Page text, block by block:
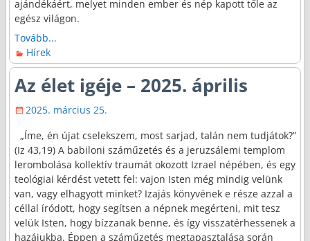
ajándékáért, melyet minden ember és nép kapott tőle az
egész világon.
Tovább...
Hírek
Az élet igéje – 2025. április
2025. március 25.
„Íme, én újat cselekszem, most sarjad, talán nem tudjátok?”
(Iz 43,19) A babiloni száműzetés és a jeruzsálemi templom
lerombolása kollektív traumát okozott Izrael népében, és egy
teológiai kérdést vetett fel: vajon Isten még mindig velünk
van, vagy elhagyott minket? Izajás könyvének e része azzal a
céllal íródott, hogy segítsen a népnek megérteni, mit tesz
velük Isten, hogy bízzanak benne, és így visszatérhessenek a
hazájukba. Éppen a száműzetés megtapasztalása során